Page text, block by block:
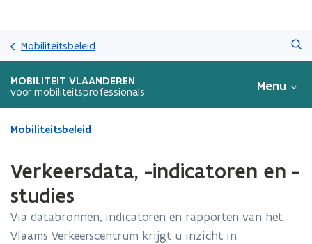
Mobiliteitsbeleid
MOBILITEIT VLAANDEREN
voor mobiliteitsprofessionals Menu
Gedaan
bevindt
zich
op:
Verkeersdata,
Mobiliteitsbeleid
Verkeersdata, -indicatoren en -
studies
Via databronnen, indicatoren en rapporten van het
Vlaams Verkeerscentrum krijgt u inzicht in